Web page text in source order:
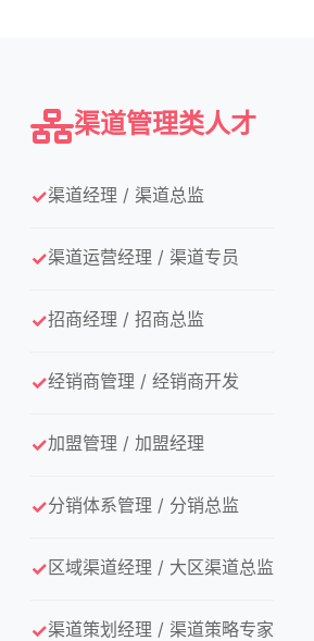
渠道管理类人才
渠道经理 / 渠道总监
渠道运营经理 / 渠道专员
招商经理 / 招商总监
经销商管理 / 经销商开发
加盟管理 / 加盟经理
分销体系管理 / 分销总监
区域渠道经理 / 大区渠道总监
渠道策划经理 / 渠道策略专家